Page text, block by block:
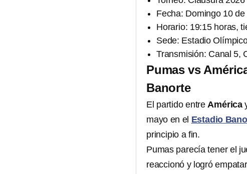
Fecha: Domingo 10
Horario: 19:15 horas,
Sede: Estadio
Transmisión: Canal 5,
Pumas vs
Banorte
El partido entreAmérica
mayo en el Estadio
principio a fin.
Pumas parecía tener el
reaccionó y logró